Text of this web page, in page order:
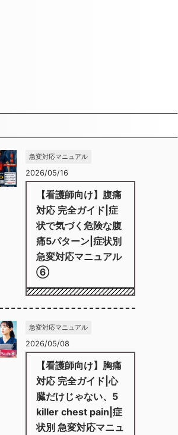
急変対応マニュアル
2026/05/16
【看護師向け】腹痛
対応 完全ガイド|症
状で気づく危険な腹
痛5パターン|症状別
急変対応マニュアル
⑥
急変対応マニュアル
2026/05/08
【看護師向け】胸痛
対応 完全ガイド|心
臓だけじゃない、5
killer chest pain|症
状別 急変対応マニュ